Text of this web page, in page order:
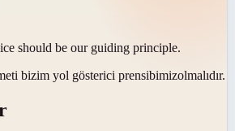
should be our guiding principle.
bizim yol gösterici prensibimizolmalıdır.